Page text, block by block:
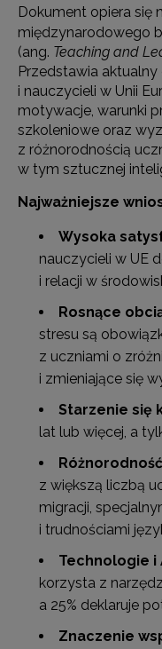
Dokument opiera się
międzynarodowego
(ang. Teaching and
Przedstawia
i nauczycieli w Unii
motywacje, warunki
szkoleniowe oraz
z różnorodnością
w tym sztucznej
Najważniejsze
Wysoka
nauczycieli w UE
i relacji w
Rosnące
stresu są
z uczniami o
i zmieniające się
Starzenie się
lat lub więcej, a
z większą liczbą
migracji,
i trudnościami
Technologie i
korzysta z
a 25% deklaruje
Znaczenie